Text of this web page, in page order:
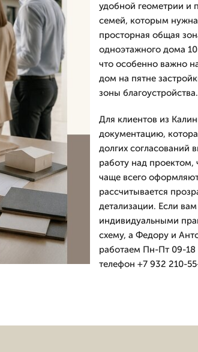
удобной геометрии и
семей, которым нужна
просторная общая
одноэтажного дома
что особенно важно
дом на пятне
зоны благоустройства.
Для клиентов из
документацию,
долгих согласований
работу над проектом,
чаще всего
рассчитывается
детализации. Если
индивидуальными
схему, а Федору и
работаем Пн-Пт 09-18
телефон +7 932 210-